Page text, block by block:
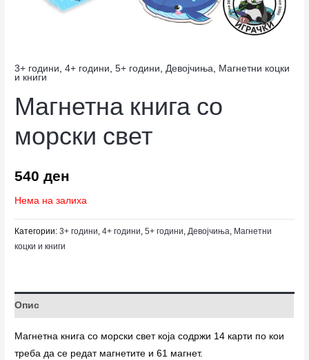
3+ години,4+ години,5+ години,Девојчиња, Магнетни коцки
и книги
Магнетна книга со
морски свет
540ден
Нема на залиха
Категории:3+ години,4+ години,5+ години,Девојчиња, Магнетни
коцки и книги
Опис
Магнетна книга со морски свет која содржи 14 карти по кои
треба да се редат магнетите и 61 магнет.